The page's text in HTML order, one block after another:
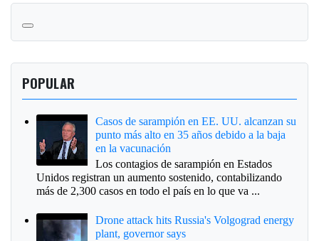
POPULAR
Casos de sarampión en EE. UU. alcanzan su
punto más alto en 35 años debido a la baja
en la vacunación
Los contagios de sarampión en Estados
Unidos registran un aumento sostenido, contabilizando
más de 2,300 casos en todo el país en lo que va ...
Drone attack hits Russia's Volgograd energy
plant, governor says